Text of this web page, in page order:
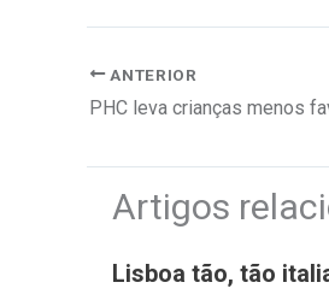
ANTERIOR
Artigos
Lisboa tão, tão